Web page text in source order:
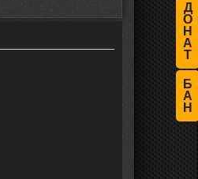
Д
О
Н
А
Т
Б
А
Н